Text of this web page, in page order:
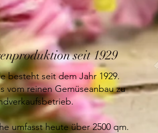
seit 1929
besteht seit dem Jahr 1929.
vom reinen Gemüseanbau zu
umfasst heute über 2500 qm.